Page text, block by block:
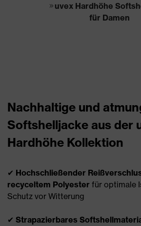
uvex Hardhöhe
für Damen
Nachhaltige und
Softshelljacke aus der
Hardhöhe Kollektion
✔ Hochschließender
recyceltem Polyester für optimale
Schutz vor Witterung
✔ Strapazierbares